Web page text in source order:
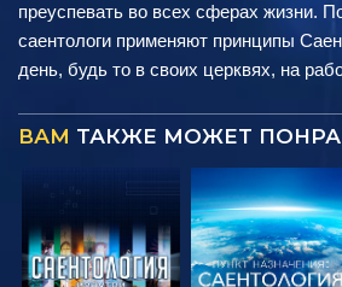
преуспевать во всех сферах жизни.
саентологи применяют принципы
день, будь то в своих церквях, на
ВАМ ТАКЖЕ МОЖЕТ